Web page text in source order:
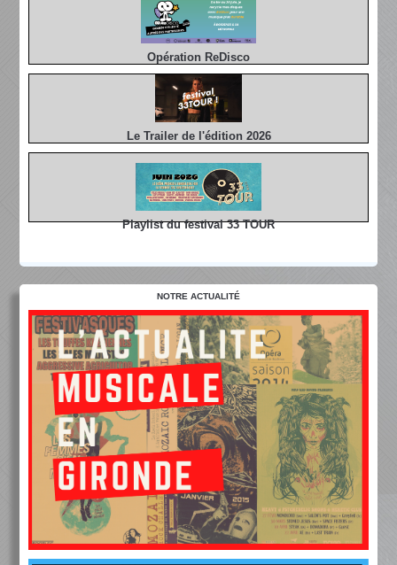
Opération ReDisco
Le Trailer de l'édition 2026
Playlist du festival 33 TOUR
NOTRE ACTUALITÉ